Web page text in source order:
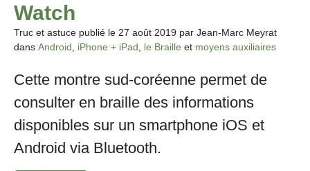
ma
première
expérience"
Watch
Truc et astuce publié le 27 août 2019 par Jean-Marc Meyrat
dans Android iPhone + iPad le Braille et moyens auxiliaires
Cette montre sud-coréenne permet de
consulter en braille des informations
disponibles sur un smartphone iOS et
Android via Bluetooth.